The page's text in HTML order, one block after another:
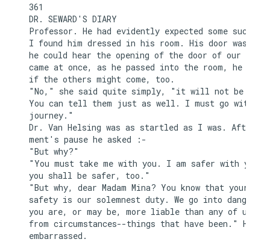
361
DR. SEWARD'S DIARY
Professor. He had evidently expected some such
I found him dressed in his room. His door was
he could hear the opening of the door of our
came at once, as he passed into the room, he
if the others might come, too.
"No," she said quite simply, "it will not be
You can tell them just as well. I must go with
journey."
Dr. Van Helsing was as startled as I was. After a
ment's pause he asked :-
"But why?"
"You must take me with you. I am safer with you,
you shall be safer, too."
"But why, dear Madam Mina? You know that your
safety is our solemnest duty. We go into danger,
you are, or may be, more liable than any of us
from circumstances--things that have been." He
embarrassed.